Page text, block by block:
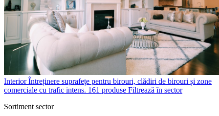
Interior Întreținere suprafețe pentru birouri, clădiri de birouri și zone
comerciale cu trafic intens. 161 produse Filtrează în sector
Sortiment sector